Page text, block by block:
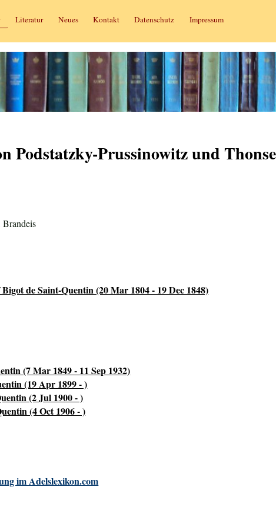
Literatur Neues Kontakt Datenschutz Impressum
Podstatzky-Prussinowitz und
de Saint-Quentin (20 Mar 1804 - 19 Dec 1848)
(7 Mar 1849 - 11 Sep 1932)
(19 Apr 1899 - )
(2 Jul 1900 - )
(4 Oct 1906 - )
im Adelslexikon.com